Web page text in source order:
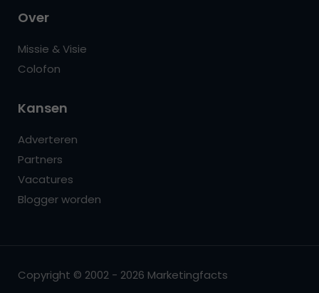
Over
Missie & Visie
Colofon
Kansen
Adverteren
Partners
Vacatures
Blogger worden
Copyright © 2002 - 2026 Marketingfacts